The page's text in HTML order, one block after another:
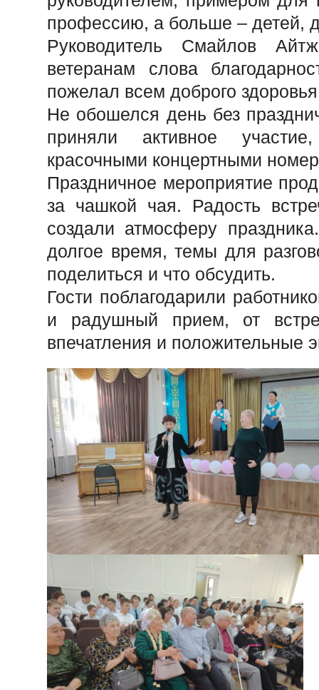
профессию, а больше – детей,
Руководитель Смайлов
ветеранам слова
пожелал всем доброго
Не обошелся день без
приняли активное
красочными концертными
Праздничное мероприятие
за чашкой чая. Радость
создали атмосферу
долгое время, темы для
поделиться и что обсудить.
Гости поблагодарили
и радушный прием, от
впечатления и положительные